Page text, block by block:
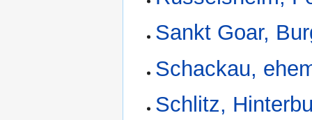
Sankt Goar,
Schackau,
Schlitz,